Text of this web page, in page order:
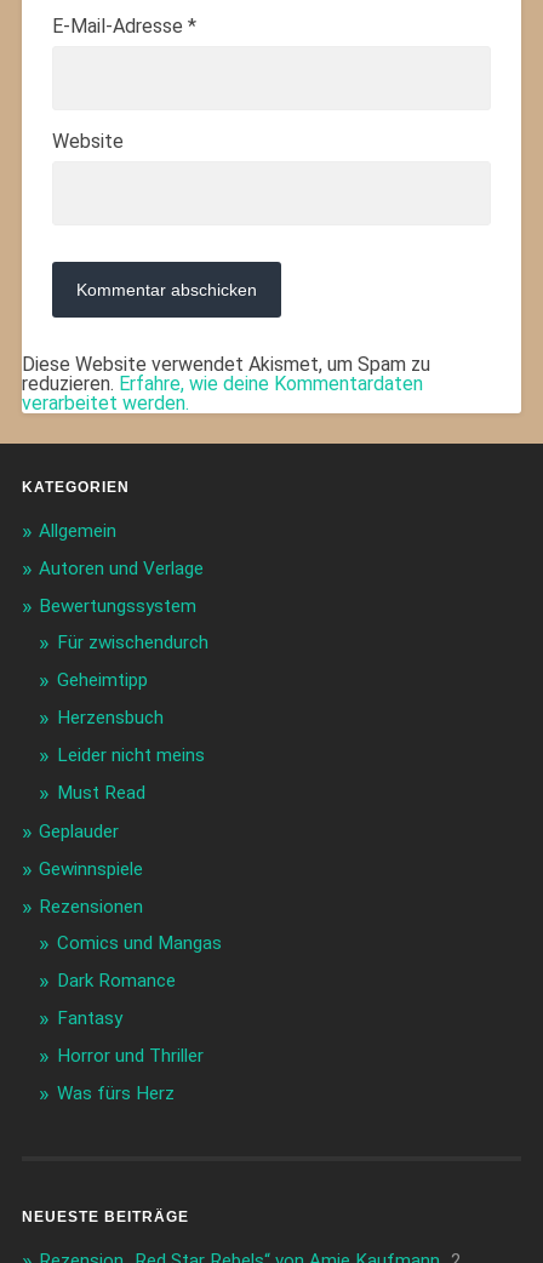
E-Mail-Adresse *
Website
Diese Website verwendet Akismet, um Spam zu
reduzieren. Erfahre, wie deine Kommentardaten
verarbeitet werden.
KATEGORIEN
Allgemein
Autoren und Verlage
Bewertungssystem
Für zwischendurch
Geheimtipp
Herzensbuch
Leider nicht meins
Must Read
Geplauder
Gewinnspiele
Rezensionen
Comics und Mangas
Dark Romance
Fantasy
Horror und Thriller
Was fürs Herz
NEUESTE BEITRÄGE